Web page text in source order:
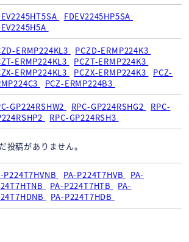
FDEV2245HP5SA
ERMP224KL3
PCZD-ERMP224K3
ERMP224KL3
PCZT-ERMP224K3
ERMP224KL3
PCZX-ERMP224K3
PCZ-
PCZ-ERMP224B3
GP224RSHW2 RPC-GP224RSHG2
RPC-
RPC-GP224RSH3
投稿がありません。
P224T7HVNB PA-P224T7HVB
PA-
PA-P224T7HTB
PA-
PA-P224T7HDB